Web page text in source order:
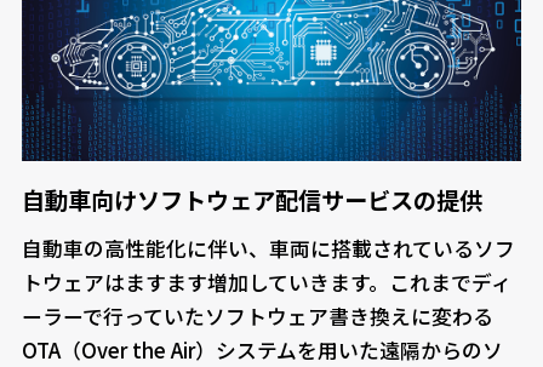
自動車向けソフトウェア配信サービスの提供
自動車の高性能化に伴い、車両に搭載されているソフ
トウェアはますます増加していきます。これまでディ
ーラーで行っていたソフトウェア書き換えに変わる
OTA（Over the Air）システムを用いた遠隔からのソ